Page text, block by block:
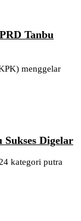
Tanbu
menggelar
Digelar
kategori putra